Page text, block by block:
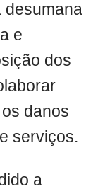
desumana
e
dos
danos
serviços.
a